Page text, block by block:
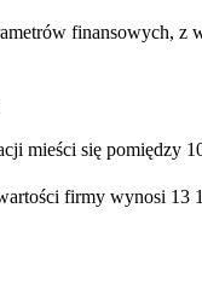
finansowych,
mieści się pomiędzy
firmy wynosi 13